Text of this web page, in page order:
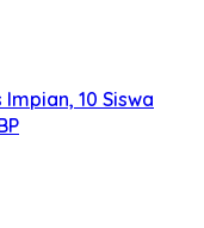
10 Siswa